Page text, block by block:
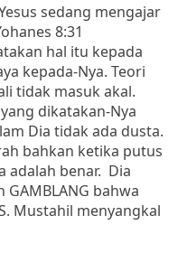
sedang mengajar
8:31
hal itu kepada
kepada-Nya. Teori
tidak masuk akal.
dikatakan-Nya
Dia tidak ada dusta.
bahkan ketika putus
adalah benar. Dia
GAMBLANG bahwa
Mustahil menyangkal